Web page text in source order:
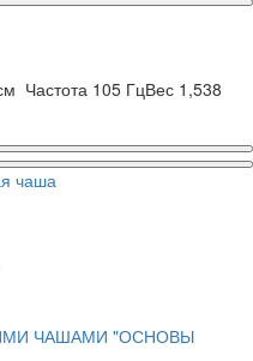
Частота 105 ГцВес 1,538
чаша
ЧАШАМИ "ОСНОВЫ